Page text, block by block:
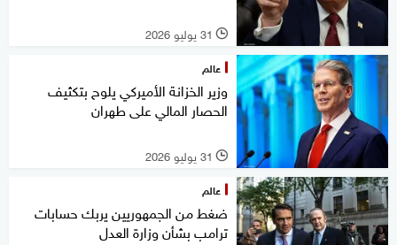
l 31 يوليو 2026
عالم
وزير الخزانة الأميركي يلوح بتكثيف
الحصار المالي على طهران
l 31 يوليو 2026
عالم
ضغط من الجمهوريين يربك حسابات
ترامب بشأن وزارة العدل